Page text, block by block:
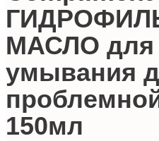
МАСЛО для
умывания
150мл